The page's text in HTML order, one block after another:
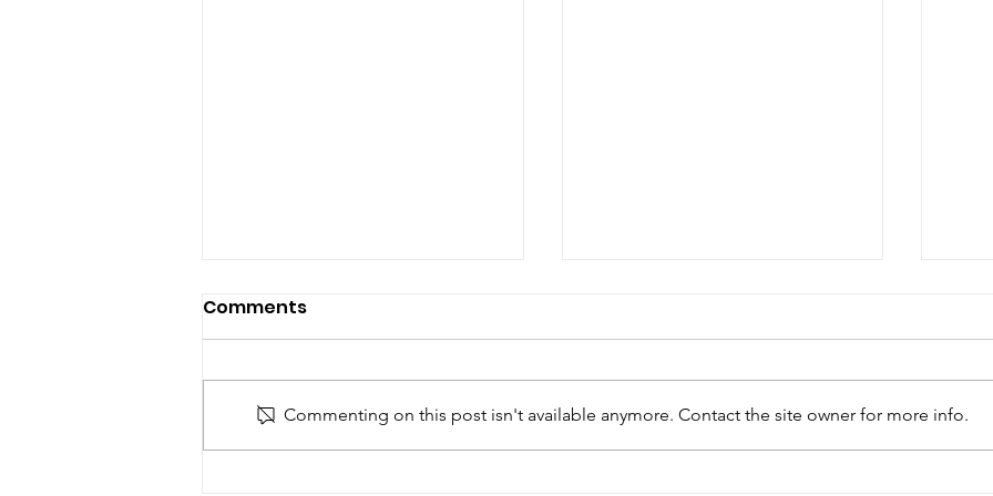
Comments
Commenting on this post isn't available anymore. Contact the site owner for more info.